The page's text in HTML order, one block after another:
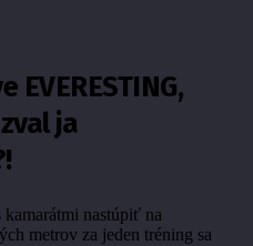
EVERESTING,
ja
kamarátmi nastúpiť na
metrov za jeden tréning sa